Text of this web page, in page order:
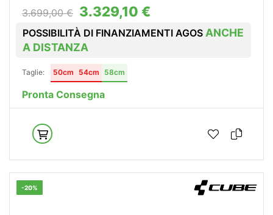
3.699,00 € 3.329,10 €
POSSIBILITÀ DI FINANZIAMENTI AGOS ANCHE
A DISTANZA
Taglie: 50cm 54cm 58cm
Pronta Consegna
-20%